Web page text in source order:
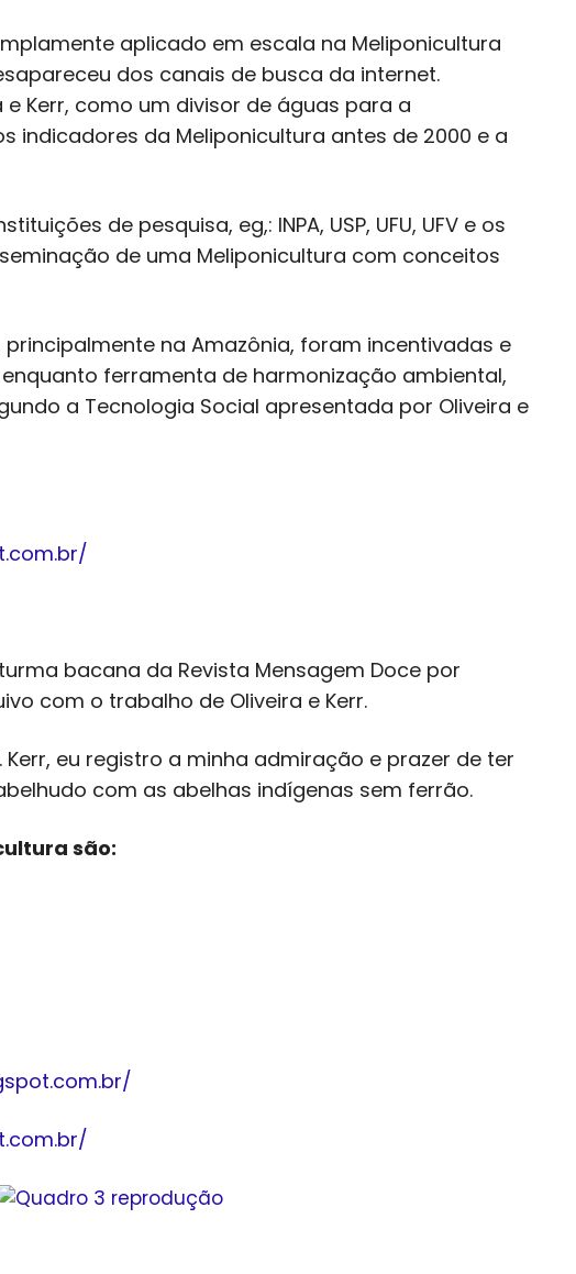
aplicado em escala na Meliponicultura
dos canais de busca da internet.
Kerr, como um divisor de águas para a
indicadores da Meliponicultura antes de 2000 e a
de pesquisa, eg,: INPA, USP, UFU, UFV e os
de uma Meliponicultura com conceitos
na Amazônia, foram incentivadas e
ferramenta de harmonização ambiental,
a Tecnologia Social apresentada por Oliveira e
bacana da Revista Mensagem Doce por
com o trabalho de Oliveira e Kerr.
Kerr, eu registro a minha admiração e prazer de ter
com as abelhas indígenas sem ferrão.
são: